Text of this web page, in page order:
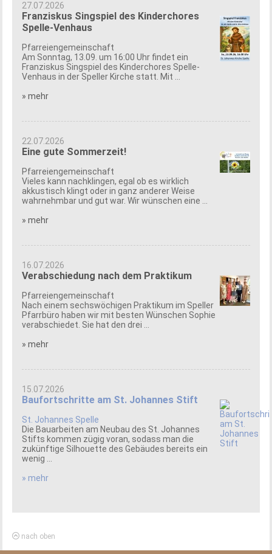
27.07.2026
Franziskus Singspiel des Kinderchores
Spelle-Venhaus
Pfarreiengemeinschaft
Am Sonntag, 13.09. um 16:00 Uhr findet ein
Franziskus Singspiel des Kinderchores Spelle-
Venhaus in der Speller Kirche statt. Mit ...
» mehr
22.07.2026
Eine gute Sommerzeit!
Pfarreiengemeinschaft
Vieles kann nachklingen, egal ob es wirklich
akkustisch klingt oder in ganz anderer Weise
wahrnehmbar und gut war. Wir wünschen eine ...
» mehr
16.07.2026
Verabschiedung nach dem Praktikum
Pfarreiengemeinschaft
Nach einem sechswöchigen Praktikum im Speller
Pfarrbüro haben wir mit besten Wünschen Sophie
verabschiedet. Sie hat den drei ...
» mehr
15.07.2026
Baufortschritte am St. Johannes Stift
St. Johannes Spelle
Die Bauarbeiten am Neubau des St. Johannes
Stifts kommen zügig voran, sodass man die
zukünftige Silhouette des Gebäudes bereits ein
wenig ...
» mehr
nach oben